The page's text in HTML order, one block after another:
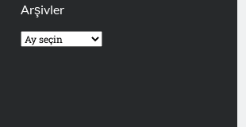
Arşivler
Arşivler